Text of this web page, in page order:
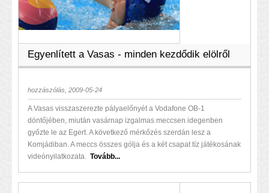
Egyenlített a Vasas - minden kezdődik elölről
hozzászólás, 2009-05-24
A Vasas visszaszerezte pályaelőnyét a Vodafone OB-1
döntőjében, miután vasárnap izgalmas meccsen idegenben
győzte le az Egert. A következő mérkőzés szerdán lesz a
Komjádiban. A meccs összes gólja és a két csapat tíz játékosának
videónyilatkozata. Tovább...